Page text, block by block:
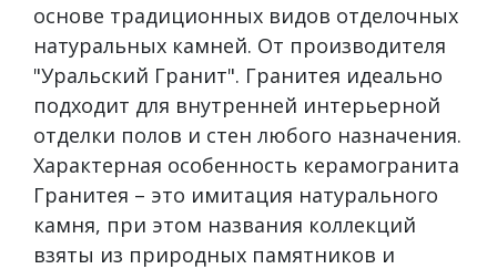
основе традиционных видов отделочных
натуральных камней. От производителя
"Уральский Гранит". Гранитея идеально
подходит для внутренней интерьерной
отделки полов и стен любого назначения.
Характерная особенность керамогранита
Гранитея – это имитация натурального
камня, при этом названия коллекций
взяты из природных памятников и